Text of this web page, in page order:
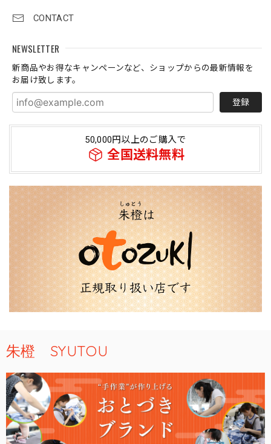
CONTACT
NEWSLETTER
新商品やお得なキャンペーンなど、ショップからの最新情報を
お届け致します。
登録
50,000円以上のご購入で
全国送料無料
朱橙 SYUTOU